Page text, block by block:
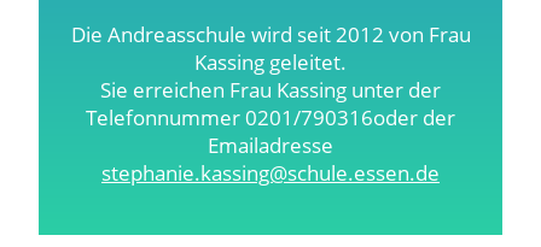
Die Andreasschule wird seit 2012 von Frau
Kassing geleitet.
Sie erreichen Frau Kassing unter der
Telefonnummer 0201/790316oder der
Emailadresse
stephanie.kassing@schule.essen.de